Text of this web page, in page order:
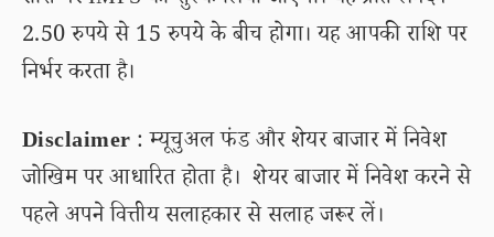
2.50 रुपये से 15 रुपये के बीच होगा। यह आपकी राशि पर
निर्भर करता है।
Disclaimer : म्यूचुअल फंड और शेयर बाजार में निवेश
जोखिम पर आधारित होता है। शेयर बाजार में निवेश करने से
पहले अपने वित्तीय सलाहकार से सलाह जरूर लें।